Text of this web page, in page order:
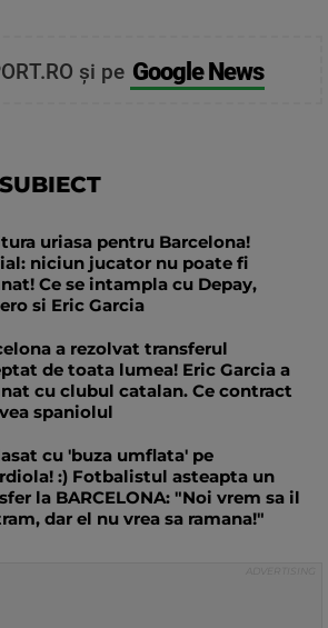
și pe Google News
uriasa pentru Barcelona!
niciun jucator nu poate fi
Ce se intampla cu Depay,
si Eric Garcia
a rezolvat transferul
de toata lumea! Eric Garcia a
cu clubul catalan. Ce contract
spaniolul
cu 'buza umflata' pe
:) Fotbalistul asteapta un
la BARCELONA: "Noi vrem sa il
dar el nu vrea sa ramana!"